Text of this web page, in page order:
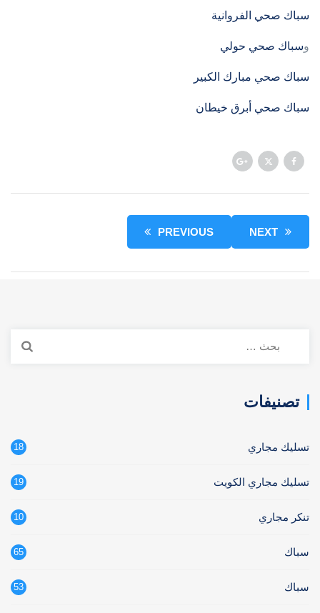
سباك صحي الفروانية
وسباك صحي حولي
سباك صحي مبارك الكبير
سباك صحي أبرق خيطان
PREVIOUS NEXT
تصنيفات
تسليك مجاري 18
تسليك مجاري الكويت 19
تنكر مجاري 10
سباك 65
سباك 53